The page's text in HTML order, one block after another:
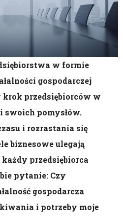
w formie
gospodarczej
przedsiębiorców w
swoich pomysłów.
i rozrastania się
biznesowe ulegają
przedsiębiorca
pytanie: Czy
gospodarcza
i potrzeby moje